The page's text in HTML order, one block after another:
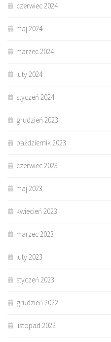
czerwiec 2024
maj 2024
marzec 2024
luty 2024
styczeń 2024
grudzień 2023
październik 2023
czerwiec 2023
maj 2023
kwiecień 2023
marzec 2023
luty 2023
styczeń 2023
grudzień 2022
listopad 2022